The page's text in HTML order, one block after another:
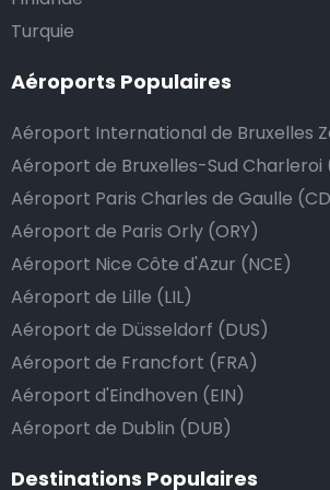
passe de la manière la plus sûre,
rapide possible. Si notre service
dépasse vos attentes, vous avez bien
de donner un pourboire.
La manière la plus simple pour ce
le prix de la course au montant
au chauffeur de ne pas rendre la
avoir donné un billet plus élevé que le
course.
Turquie
Aéroports Populaires
Aéroport International de Bruxelles
Aéroport de Bruxelles-Sud Charleroi
Aéroport Paris Charles de Gaulle
Aéroport de Paris Orly (ORY)
Aéroport Nice Côte d'Azur (NCE)
Aéroport de Lille (LIL)
Aéroport de Düsseldorf (DUS)
Aéroport de Francfort (FRA)
Aéroport d'Eindhoven (EIN)
Aéroport de Dublin (DUB)
Destinations Populaires